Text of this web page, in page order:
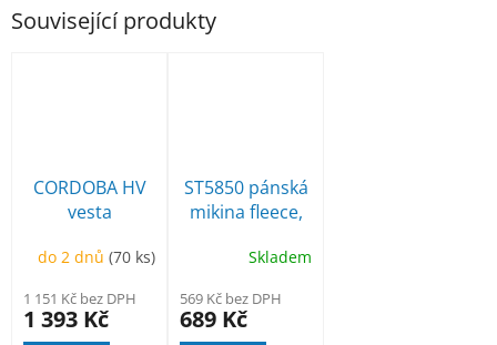
Související produkty
CORDOBA HV
vesta
do 2 dnů(70 ks)
1 151 Kč bez DPH
1 393 Kč
ST5850 pánská
mikina fleece,
melír
Skladem
569 Kč bez DPH
689 Kč